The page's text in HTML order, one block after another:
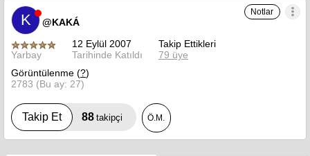
K @KAKÁ
Notlar
Yarbay
12 Eylül 2007
Tarihinde Katıldı
Takip Ettikleri
79 üye
Görüntülenme (?)
2783 (Bu ay: 27)
Takip Et 88 takipçi Ö.M.